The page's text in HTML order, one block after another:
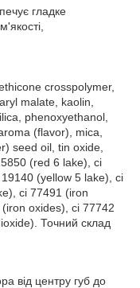
гладке
crosspolymer,
malate, kaolin,
phenoxyethanol,
(flavor), mica,
seed oil, tin oxide,
(red 6 lake), ci
(yellow 5 lake), ci
ci 77491 (iron
oxides), ci 77742
Точний склад
від центру губ до